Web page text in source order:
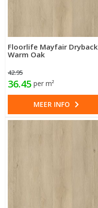
Floorlife Mayfair Dryback
Warm Oak
42.95
36.45 per m²
MEER INFO